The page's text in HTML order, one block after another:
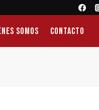
Somos Contacto